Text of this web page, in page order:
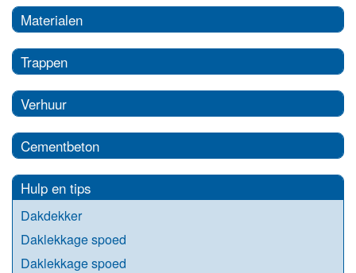
Materialen
Trappen
Verhuur
Cementbeton
Hulp en tips
Dakdekker
Daklekkage spoed
Daklekkage spoed